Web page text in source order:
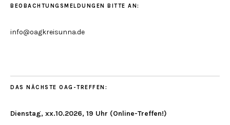
BEOBACHTUNGSMELDUNGEN BITTE AN:
info@oagkreisunna.de
DAS NÄCHSTE OAG-TREFFEN:
Dienstag, xx.10.2026, 19 Uhr (Online-Treffen!)